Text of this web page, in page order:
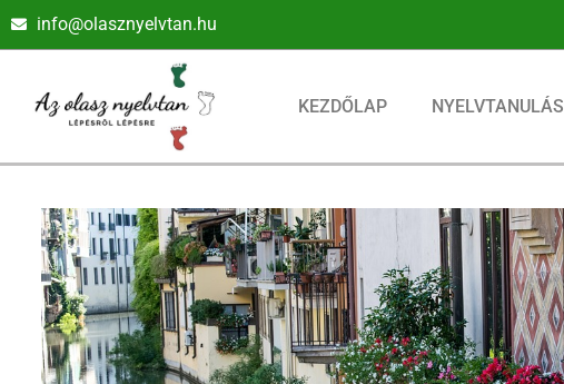
info@olasznyelvtan.hu
KEZDŐLAP NYELVTANULÁS